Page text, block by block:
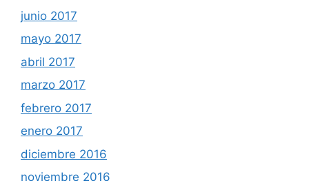
junio 2017
mayo 2017
abril 2017
marzo 2017
febrero 2017
enero 2017
diciembre 2016
noviembre 2016